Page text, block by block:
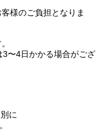
様のご負担となりま
〜4日かかる場合がござ
に